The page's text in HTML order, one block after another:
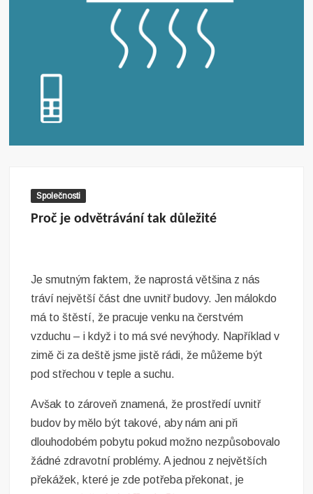
Společnosti
Proč je odvětrávání tak důležité
Je smutným faktem, že naprostá většina z nás
tráví největší část dne uvnitř budovy. Jen málokdo
má to štěstí, že pracuje venku na čerstvém
vzduchu – i když i to má své nevýhody. Například v
zimě či za deště jsme jistě rádi, že můžeme být
pod střechou v teple a suchu.
Avšak to zároveň znamená, že prostředí uvnitř
budov by mělo být takové, aby nám ani při
dlouhodobém pobytu pokud možno nezpůsobovalo
žádné zdravotní problémy. A jednou z největších
překážek, které je zde potřeba překonat, je